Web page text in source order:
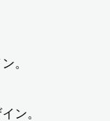
。
ン。